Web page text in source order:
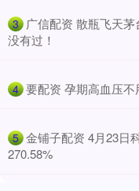
3 广信配资 散瓶飞天
没有过！
4 要配资 孕期高血压
5 金铺子配资 4月23日
270.58%